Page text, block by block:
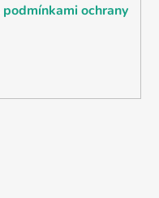
podmínkami ochrany